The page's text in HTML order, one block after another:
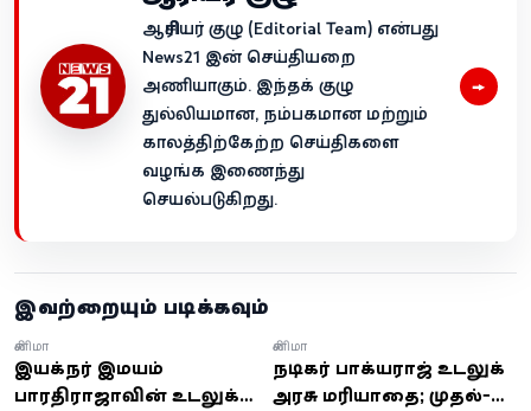
ஆசிரியர் குழு (Editorial Team) என்பது
News21 இன் செய்தியறை
அணியாகும். இந்தக் குழு
துல்லியமான, நம்பகமான மற்றும்
காலத்திற்கேற்ற செய்திகளை
வழங்க இணைந்து
செயல்படுகிறது.
→
இவற்றையும் படிக்கவும்
இயக்குநர் இமயம்
பாரதிராஜாவின் உடலுக்கு
சினிமா
நடிகர் பாக்யராஜ் உடலுக்கு
அரசு மரியாதை; முதல்-
சினிமா